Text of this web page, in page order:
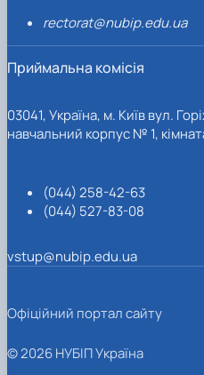
rectorat@nubip.edu.ua
Приймальна комісія
03041, Україна, м. Київ вул.
навчальний корпус № 1,
(044) 258-42-63
(044) 527-83-08
vstup@nubip.edu.ua
Офіційний портал сайту
© 2026 НУБІП Україна